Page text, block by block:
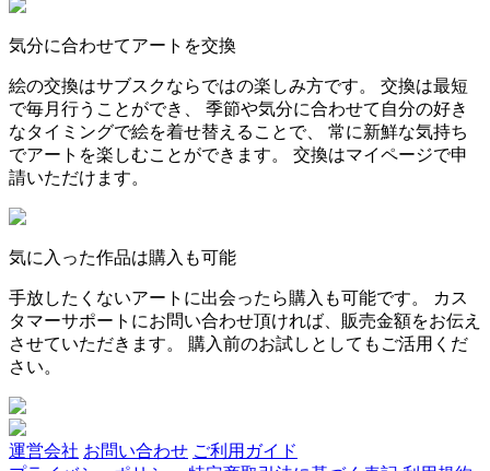
気分に合わせてアートを交換
絵の交換はサブスクならではの楽しみ方です。 交換は最短
で毎月行うことができ、 季節や気分に合わせて自分の好き
なタイミングで絵を着せ替えることで、 常に新鮮な気持ち
でアートを楽しむことができます。 交換はマイページで申
請いただけます。
気に入った作品は購入も可能
手放したくないアートに出会ったら購入も可能です。 カス
タマーサポートにお問い合わせ頂ければ、販売金額をお伝え
させていただきます。 購入前のお試しとしてもご活用くだ
さい。
運営会社 お問い合わせ ご利用ガイド